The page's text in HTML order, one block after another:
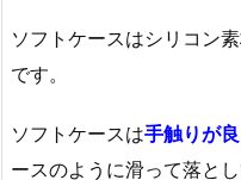
ソフトケースはシリコン
です。
ソフトケースは手触りが
ースのように滑って落と